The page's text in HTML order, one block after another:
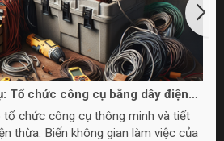
Tổ chức công cụ bằng dây điện
tổ chức công cụ thông minh và tiết
thừa. Biến không gian làm việc của